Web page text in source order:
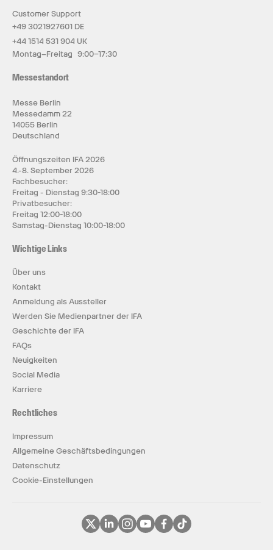
Customer Support
+49 3021927601 DE
+44 1514 531 904 UK
Montag–Freitag 9:00–17:30
Messestandort
Messe Berlin
Messedamm 22
14055 Berlin
Deutschland
Öffnungszeiten IFA 2026
4.-8. September 2026
Fachbesucher:
Freitag - Dienstag 9:30-18:00
Privatbesucher:
Freitag 12:00-18:00
Samstag-Dienstag 10:00-18:00
Wichtige Links
Über uns
Kontakt
Anmeldung als Aussteller
Werden Sie Medienpartner der IFA
Geschichte der IFA
FAQs
Neuigkeiten
Social Media
Karriere
Rechtliches
Impressum
Allgemeine Geschäftsbedingungen
Datenschutz
Cookie-Einstellungen